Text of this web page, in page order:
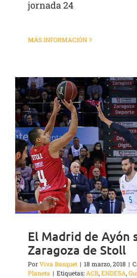
jornada 24
MÁS INFORMACIÓN
El Madrid de Ayón
Zaragoza de Stoll
PorViva Basquet | 18 marzo, 2018 |
Planeta | Etiquetas:ACB,ENDESA,